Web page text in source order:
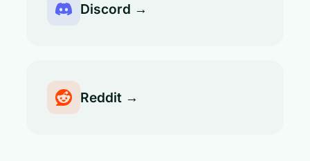
Discord →
Reddit →